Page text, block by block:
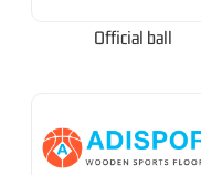
Official ball